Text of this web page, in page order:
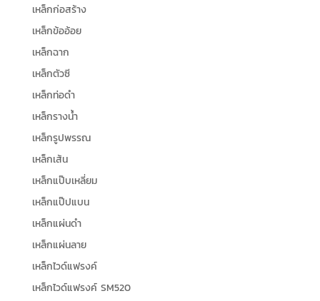
เหล็กก่อสร้าง
เหล็กข้ออ้อย
เหล็กฉาก
เหล็กตัวซี
เหล็กท่อดำ
เหล็กรางน้ำ
เหล็กรูปพรรณ
เหล็กเส้น
เหล็กแป๊บเหลี่ยม
เหล็กแป๊ปแบน
เหล็กแผ่นดำ
เหล็กแผ่นลาย
เหล็กไวด์แฟรงค์
เหล็กไวด์แฟรงค์ SM520